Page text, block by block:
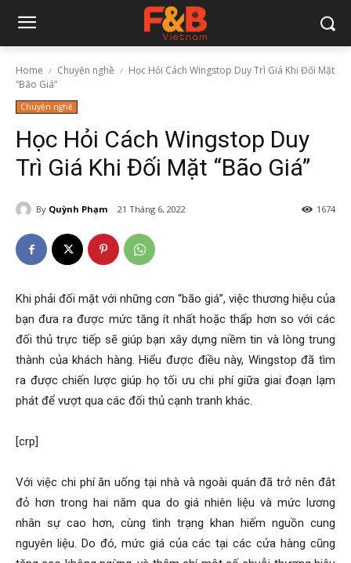
Home Chuyện nghề
Học Hỏi Cách Wingstop Duy Trì Giá Khi Đối Mặt
“Bão Giá”
Chuyện nghề
Học Hỏi Cách Wingstop Duy
Trì Giá Khi Đối Mặt “Bão Giá”
By Quỳnh Phạm 21 Tháng 6, 2022 1674
Khi phải đối mặt với những cơn “bão giá”, việc thương hiệu của
bạn đưa ra được mức tăng ít nhất hoặc thấp hơn so với các
đối thủ trực tiếp sẽ giúp bạn xây dựng niềm tin và lòng trung
thành của khách hàng. Hiểu được điều này, Wingstop đã tìm
ra được chiến lược giúp họ tối ưu chi phí giữa giai đoạn lạm
phát để vượt qua các đối thủ cạnh tranh khác.
[crp]
Với việc chi phí ăn uống tại nhà và ngoài quán đã trở nên đắt
đỏ hơn trong hai năm qua do giá nhiên liệu và mức lương
nhân sự cao hơn, cùng tình trạng khan hiếm nguồn cung
nguyên liệu. Do đó, mức giá của các tại các cửa hàng cũng